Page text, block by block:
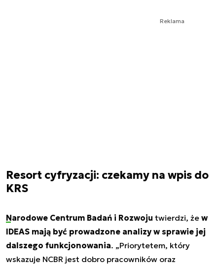
Reklama
Resort cyfryzacji: czekamy na wpis do
KRS
Narodowe Centrum Badań i Rozwoju twierdzi, że w
IDEAS mają być prowadzone analizy w sprawie jej
dalszego funkcjonowania. „Priorytetem, który
wskazuje NCBR jest dobro pracowników oraz